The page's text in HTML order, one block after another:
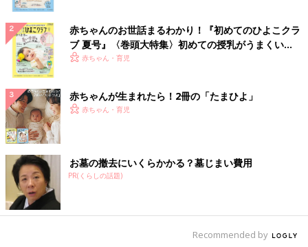
「ウイルス性胃腸炎の感染経路には、吐いたものや便中に排出さ
れたウイルスが手につき、手から口へと入る経路、また乾燥した
便などからウイルスが飛散して空気感染する経路などがありま
す。」（白井先生）
嘔吐の症状がおさまったあとも便中にウイルスが排出されるた
め、それが感染の原因になることもあるそうです。
便中のウイルス粒子の数
ロタウイルス：便1gあたり約100億個／ウイルス粒子10〜100個
で感染が成立する
ノロウイルス：便1gあたり100万～10億個／ウイルス粒子100個
赤ちゃんのお世話まるわかり！『初めてのひよこクラ
ブ 夏号』〈巻頭大特集〉初めての授乳がうまくい
く！ おっぱい・ミルクの基本と夏のトラブル 解決テ
赤ちゃん・育児
赤ちゃんが生まれたら！2冊の「たまひよ」
赤ちゃん・育児
お墓の撤去にいくらかかる？墓じまい費用
PR(くらしの話題)
Recommended by